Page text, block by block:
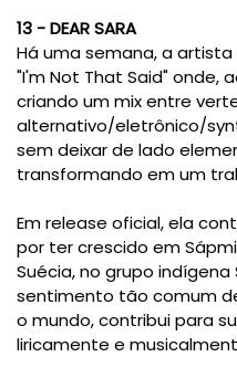
13 - DEAR SARA
Há uma semana, a
"I'm Not That Said" onde,
criando um mix entre
alternativo/eletrônico/
sem deixar de lado
transformando em um
Em release oficial, ela
por ter crescido em
Suécia, no grupo
sentimento tão comum
o mundo, contribui para
liricamente e